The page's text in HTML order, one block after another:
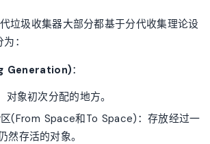
垃圾收集器大部分都基于分代收集理论设
：
Generation)：
对象初次分配的地方。
(From Space和To Space)：存放经过一
然存活的对象。